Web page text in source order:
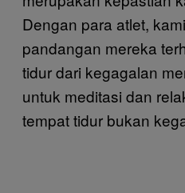
Dengan para atlet,
pandangan mereka
tidur dari kegagalan
untuk meditasi dan
tempat tidur bukan